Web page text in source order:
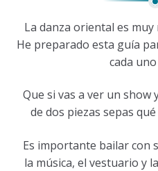
La danza oriental es
He preparado esta guía
cada
Que si vas a ver un show
de dos piezas sepas
Es importante bailar con
la música, el vestuario y